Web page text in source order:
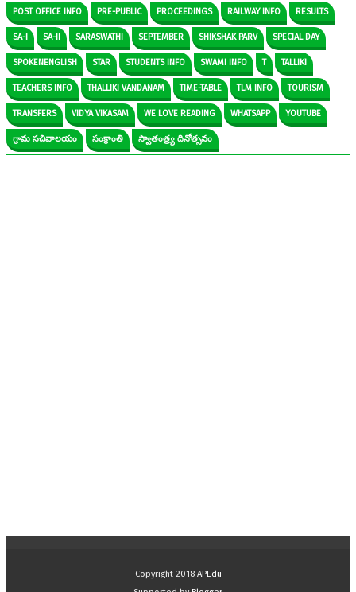
POST OFFICE INFO PRE-PUBLIC PROCEEDINGS RAILWAY INFO RESULTS
SA-I SA-II SARASWATHI SEPTEMBER SHIKSHAK PARV SPECIAL DAY
SPOKENENGLISH STAR STUDENTS INFO SWAMI INFO T TALLIKI
TEACHERS INFO THALLIKI VANDANAM TIME-TABLE TLM INFO TOURISM
TRANSFERS VIDYA VIKASAM WE LOVE READING WHATSAPP YOUTUBE
గ్రామ సచివాలయం సంక్రాంతి స్వాతంత్ర్య దినోత్సవం
Copyright 2018 APEdu